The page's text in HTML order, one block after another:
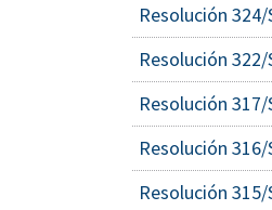
Resolución
Resolución
Resolución
Resolución
Resolución